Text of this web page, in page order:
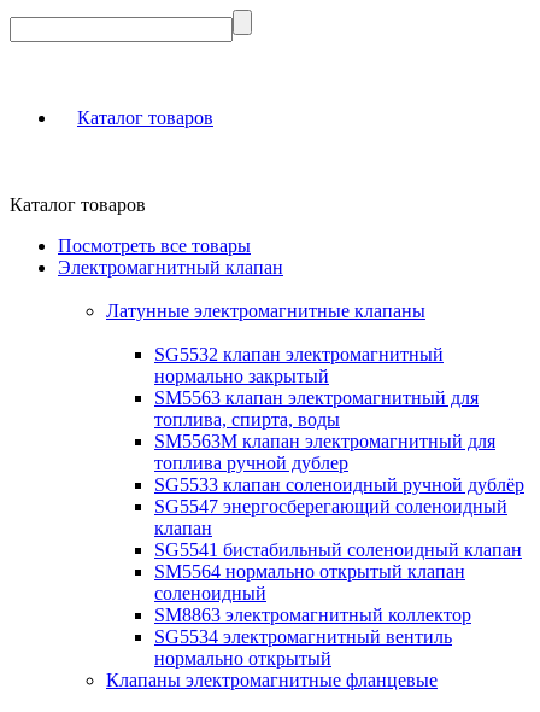
Каталог товаров
Каталог товаров
Посмотреть все товары
Электромагнитный клапан
Латунные электромагнитные клапаны
SG5532 клапан электромагнитный
нормально закрытый
SM5563 клапан электромагнитный для
топлива, спирта, воды
SM5563M клапан электромагнитный для
топлива ручной дублер
SG5533 клапан соленоидный ручной дублёр
SG5547 энергосберегающий соленоидный
клапан
SG5541 бистабильный соленоидный клапан
SM5564 нормально открытый клапан
соленоидный
SM8863 электромагнитный коллектор
SG5534 электромагнитный вентиль
нормально открытый
Клапаны электромагнитные фланцевые